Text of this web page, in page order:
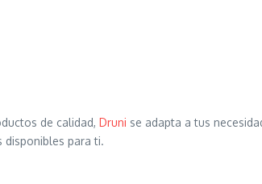
de calidad, Druni se adapta a tus
disponibles para ti.